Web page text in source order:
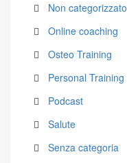
Non categorizzato
Online coaching
Osteo Training
Personal Training
Podcast
Salute
Senza categoria